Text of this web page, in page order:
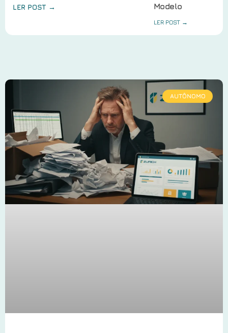
LER POST →
Modelo
LER POST →
AUTÔNOMO